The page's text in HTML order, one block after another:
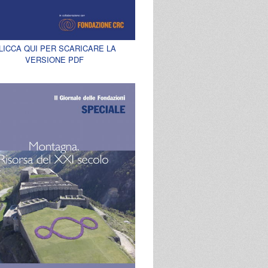
QUI PER SCARICARE LA
VERSIONE PDF